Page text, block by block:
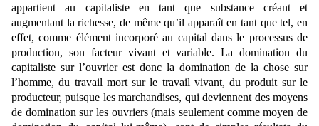
appartient au capitaliste en tant que substance créant et
augmentant la richesse, de même qu’il apparaît en tant que tel, en
effet, comme élément incorporé au capital dans le processus de
production, son facteur vivant et variable. La domination du
capitaliste sur l’ouvrier est donc la domination de la chose sur
l’homme, du travail mort sur le travail vivant, du produit sur le
producteur, puisque les marchandises, qui deviennent des moyens
de domination sur les ouvriers (mais seulement comme moyen de